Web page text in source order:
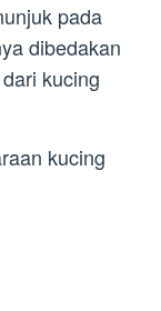
pada
dibedakan
kucing
kucing